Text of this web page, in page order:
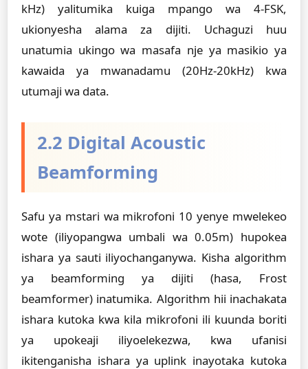
kHz) yalitumika kuiga mpango wa 4-FSK,
ukionyesha alama za dijiti. Uchaguzi huu
unatumia ukingo wa masafa nje ya masikio ya
kawaida ya mwanadamu (20Hz-20kHz) kwa
utumaji wa data.
2.2 Digital Acoustic
Beamforming
Safu ya mstari wa mikrofoni 10 yenye mwelekeo
wote (iliyopangwa umbali wa 0.05m) hupokea
ishara ya sauti iliyochanganywa. Kisha algorithm
ya beamforming ya dijiti (hasa, Frost
beamformer) inatumika. Algorithm hii inachakata
ishara kutoka kwa kila mikrofoni ili kuunda boriti
ya upokeaji iliyoelekezwa, kwa ufanisi
ikitenganisha ishara ya uplink inayotaka kutoka